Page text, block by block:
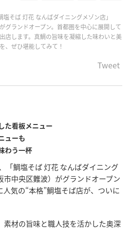
そば 灯花 なんばダイニングメゾン店」
グランドオープン。首都圏を中心に展開して
店します。真鯛の旨味を凝縮した味わいと美
、ぜひ堪能してみて！
Tweet
た看板メニュー
ューも
わう一杯
「鯛塩そば 灯花 なんばダイニング
市中央区難波）がグランドオープン
人気の“本格”鯛塩そば店が、ついに
素材の旨味と職人技を活かした奥深